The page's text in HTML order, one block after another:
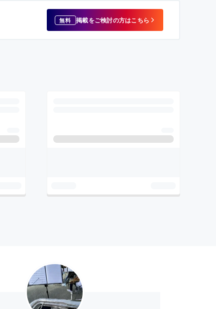
無料 掲載をご検討の方はこちら